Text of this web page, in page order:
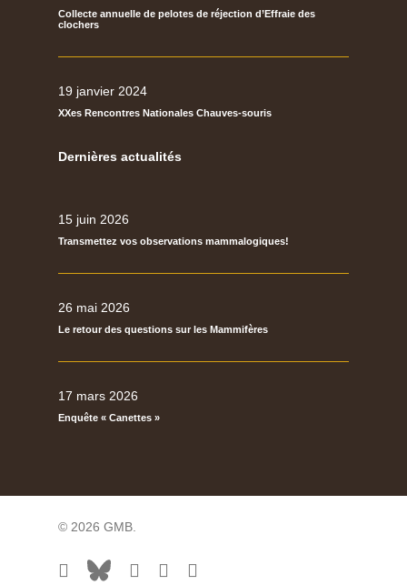
Collecte annuelle de pelotes de réjection d’Effraie des
clochers
19 janvier 2024
XXes Rencontres Nationales Chauves-souris
Dernières actualités
15 juin 2026
Transmettez vos observations mammalogiques!
26 mai 2026
Le retour des questions sur les Mammifères
17 mars 2026
Enquête « Canettes »
© 2026 GMB.
facebook
bluesky vimeoRSS flickr